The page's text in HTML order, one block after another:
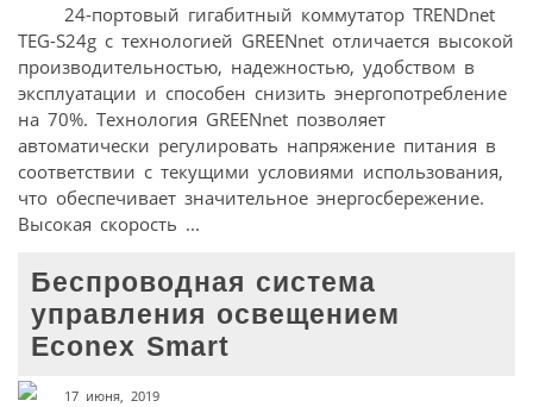
24-портовый гигабитный коммутатор TRENDnet
TEG-S24g с технологией GREENnet отличается высокой
производительностью, надежностью, удобством в
эксплуатации и способен снизить энергопотребление
на 70%. Технология GREENnet позволяет
автоматически регулировать напряжение питания в
соответствии с текущими условиями использования,
что обеспечивает значительное энергосбережение.
Высокая скорость ...
Беспроводная система
управления освещением
Econex Smart
17 июня, 2019